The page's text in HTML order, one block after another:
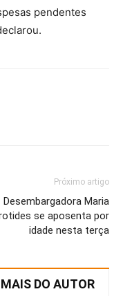
pendentes
Próximo artigo
Desembargadora Maria
se aposenta por
idade nesta terça
MAIS DO AUTOR